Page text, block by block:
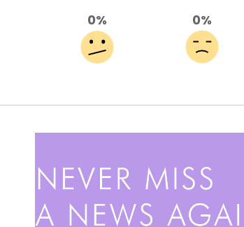
0%
0%